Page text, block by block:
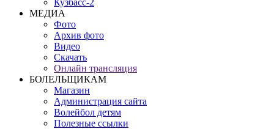
Кузбасс-2
МЕДИА
Фото
Архив фото
Видео
Скачать
Онлайн трансляция
БОЛЕЛЬЩИКАМ
Магазин
Администрация сайта
Волейбол детям
Полезные ссылки